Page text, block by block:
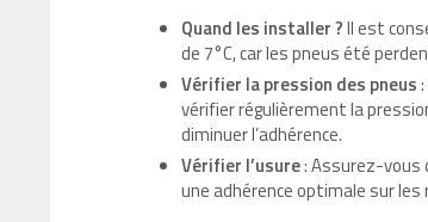
Quand les installer ?Il est
de 7°C, car les pneus été
Vérifier la pression des pneus
vérifier régulièrement la
diminuer l’adhérence.
Vérifier l’usure: Assurez-vous
une adhérence optimale sur